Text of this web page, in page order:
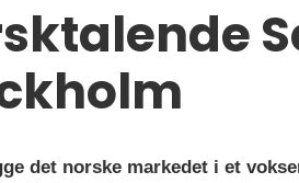
det norske markedet i et